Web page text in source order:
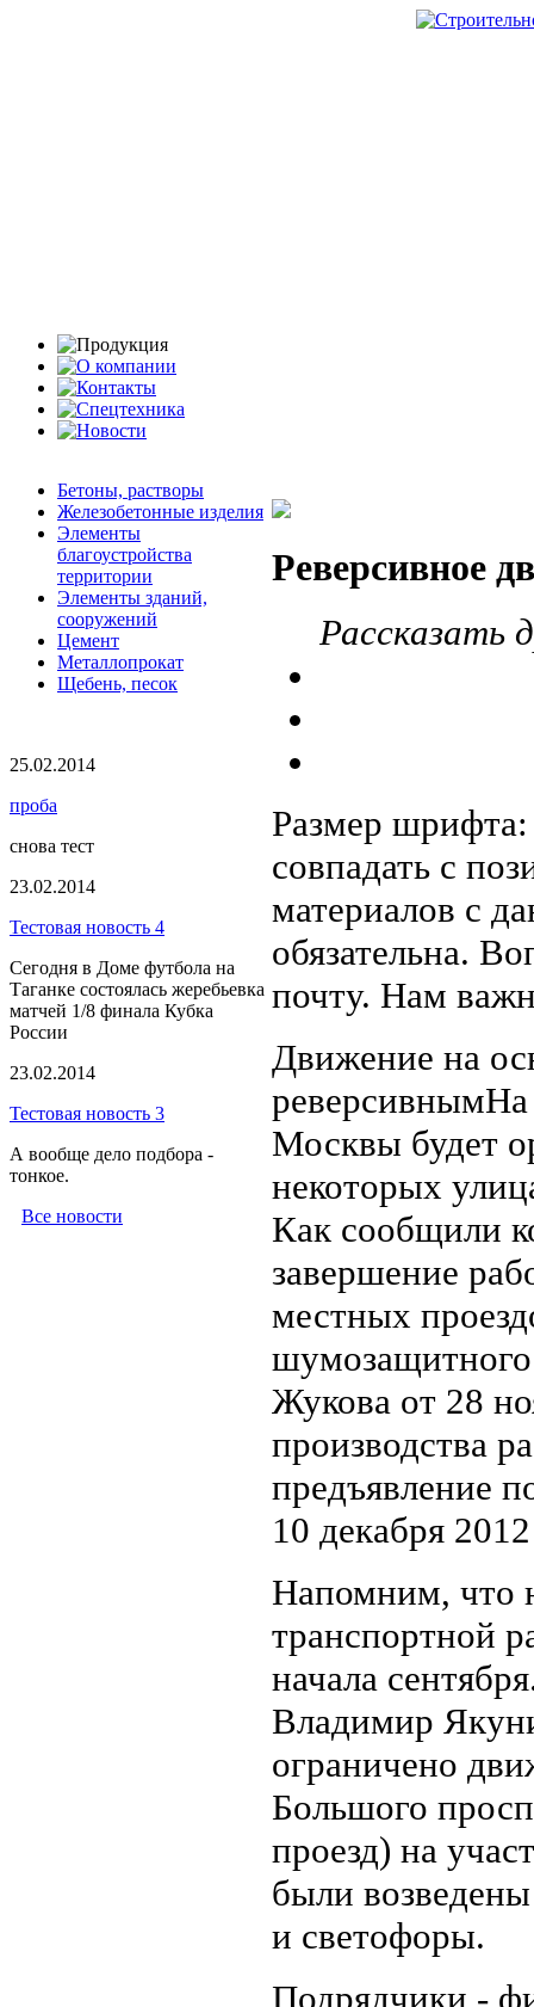
Бетоны, растворы
Железобетонные изделия
Элементы
благоустройства
территории
Элементы зданий,
сооружений
Цемент
Металлопрокат
Щебень, песок
25.02.2014
проба
снова тест
23.02.2014
Тестовая новость 4
Сегодня в Доме футбола на
Таганке состоялась жеребьевка
матчей 1/8 финала Кубка
России
23.02.2014
Тестовая новость 3
А вообще дело подбора -
тонкое.
Все новости
Реверсивное
Рассказать
Размер
совпадать с
материалов с
обязательна.
почту. Нам
Движение на
Москвы будет
некоторых
Как сообщили
завершение
местных
шумозащитного
Жукова от 28
производства
предъявление
10 декабря
Напомним, что
транспортной
начала
Владимир
ограничено
Большого
проезд) на
были
и светофоры.
Подрядчики -